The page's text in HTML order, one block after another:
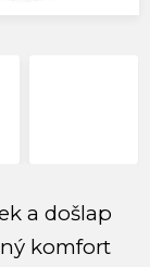
a došlap
komfort